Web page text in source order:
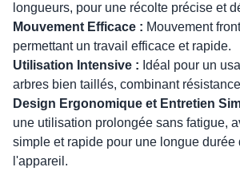
longueurs, pour une récolte précise et
Mouvement Efficace : Mouvement
permettant un travail efficace et rapide.
Utilisation Intensive : Idéal pour un
arbres bien taillés, combinant
Design Ergonomique et Entretien
une utilisation prolongée sans fatigue,
simple et rapide pour une longue durée
l'appareil.